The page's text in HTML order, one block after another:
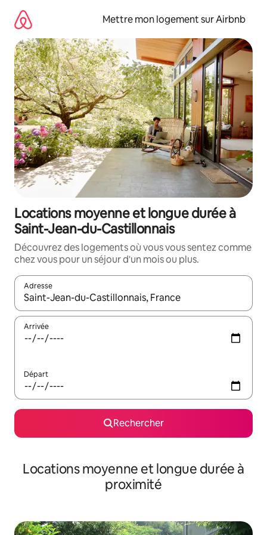
directement
contenu
Mettre mon logement sur Airbnb
Locations moyenne et longue durée à
Saint-Jean-du-Castillonnais
Découvrez des logements où vous vous sentez comme
chez vous pour un séjour d'un mois ou plus.
Adresse
Lorsque les résultats s'affichent, utilisez les flèches vers le
Arrivée
Départ
Rechercher
Locations moyenne et longue durée à
proximité